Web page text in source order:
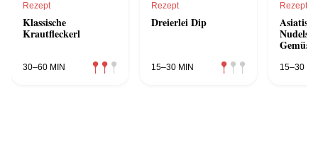
Rezept
Klassische
Krautfleckerl
30–60 MIN
Rezept
Dreierlei Dip
15–30 MIN
Rezept
15–30